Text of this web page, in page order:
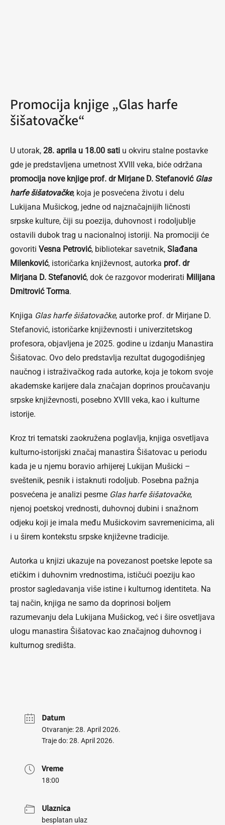
Promocija knjige „Glas harfe
šišatovačke“
U utorak, 28. aprila u 18.00 sati u okviru stalne postavke
gde je predstavljena umetnost XVIII veka, biće održana
promocija nove knjige prof. dr Mirjane D. Stefanović Glas
harfe šišatovačke, koja je posvećena životu i delu
Lukijana Mušickog, jedne od najznačajnijih ličnosti
srpske kulture, čiji su poezija, duhovnost i rodoljublje
ostavili dubok trag u nacionalnoj istoriji. Na promociji će
govoriti Vesna Petrović, bibliotekar savetnik, Slađana
Milenković, istoričarka književnost, autorka prof. dr
Mirjana D. Stefanović, dok će razgovor moderirati Milijana
Dmitrović Torma.
Knjiga Glas harfe šišatovačke, autorke prof. dr Mirjane D.
Stefanović, istoričarke književnosti i univerzitetskog
profesora, objavljena je 2025. godine u izdanju Manastira
Šišatovac. Ovo delo predstavlja rezultat dugogodišnjeg
naučnog i istraživačkog rada autorke, koja je tokom svoje
akademske karijere dala značajan doprinos proučavanju
srpske književnosti, posebno XVIII veka, kao i kulturne
istorije.
Kroz tri tematski zaokružena poglavlja, knjiga osvetljava
kulturno-istorijski značaj manastira Šišatovac u periodu
kada je u njemu boravio arhijerej Lukijan Mušicki –
sveštenik, pesnik i istaknuti rodoljub. Posebna pažnja
posvećena je analizi pesme Glas harfe šišatovačke,
njenoj poetskoj vrednosti, duhovnoj dubini i snažnom
odjeku koji je imala među Mušickovim savremenicima, ali
i u širem kontekstu srpske književne tradicije.
Autorka u knjizi ukazuje na povezanost poetske lepote sa
etičkim i duhovnim vrednostima, ističući poeziju kao
prostor sagledavanja više istine i kulturnog identiteta. Na
taj način, knjiga ne samo da doprinosi boljem
razumevanju dela Lukijana Mušickog, već i šire osvetljava
ulogu manastira Šišatovac kao značajnog duhovnog i
kulturnog središta.
Datum
Otvaranje: 28. April 2026.
Traje do: 28. April 2026.
Vreme
18:00
Ulaznica
besplatan ulaz